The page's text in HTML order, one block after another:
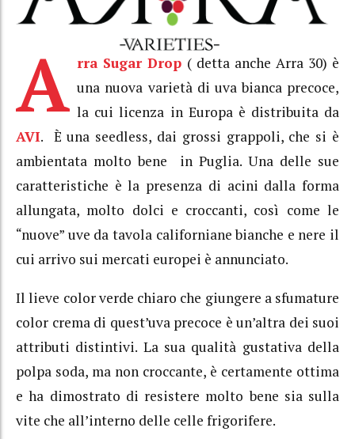
A rra Sugar Drop ( detta anche Arra 30) è
una nuova varietà di uva bianca precoce,
la cui licenza in Europa è distribuita da
AVI. È una seedless, dai grossi grappoli, che si è
ambientata molto bene in Puglia. Una delle sue
caratteristiche è la presenza di acini dalla forma
allungata, molto dolci e croccanti, così come le
“nuove” uve da tavola californiane bianche e nere il
cui arrivo sui mercati europei è annunciato.
Il lieve color verde chiaro che giungere a sfumature
color crema di quest’uva precoce è un’altra dei suoi
attributi distintivi. La sua qualità gustativa della
polpa soda, ma non croccante, è certamente ottima
e ha dimostrato di resistere molto bene sia sulla
vite che all’interno delle celle frigorifere.